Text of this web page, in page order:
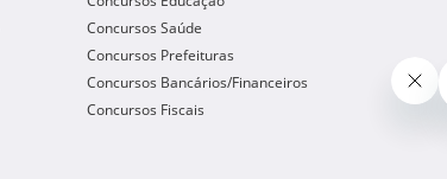
Concursos Saúde
Concursos Prefeituras
Concursos Bancários/Financeiros
Concursos Fiscais